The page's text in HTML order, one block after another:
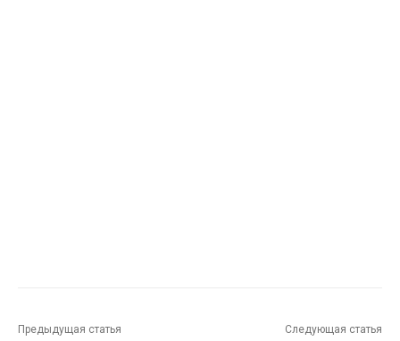
Предыдущая статья Следующая статья